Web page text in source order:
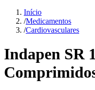
Início
/Medicamentos
/Cardiovasculares
Indapen SR